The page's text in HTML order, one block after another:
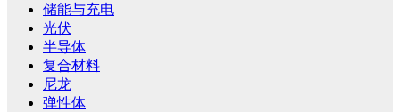
储能与充电
光伏
半导体
复合材料
尼龙
弹性体